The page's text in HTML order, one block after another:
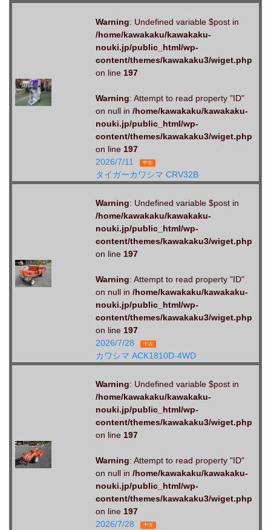
Warning: Undefined variable $post in
/home/kawakaku/kawakaku-
nouki.jp/public_html/wp-
content/themes/kawakaku3/wiget.php
on line 197
Warning: Attempt to read property "ID"
on null in /home/kawakaku/kawakaku-
nouki.jp/public_html/wp-
content/themes/kawakaku3/wiget.php
on line 197
2026/7/11
中古
タイガーカワシマ CRV32B
Warning: Undefined variable $post in
/home/kawakaku/kawakaku-
nouki.jp/public_html/wp-
content/themes/kawakaku3/wiget.php
on line 197
Warning: Attempt to read property "ID"
on null in /home/kawakaku/kawakaku-
nouki.jp/public_html/wp-
content/themes/kawakaku3/wiget.php
on line 197
2026/7/28
中古
カワシマ ACK1810D-4WD
Warning: Undefined variable $post in
/home/kawakaku/kawakaku-
nouki.jp/public_html/wp-
content/themes/kawakaku3/wiget.php
on line 197
Warning: Attempt to read property "ID"
on null in /home/kawakaku/kawakaku-
nouki.jp/public_html/wp-
content/themes/kawakaku3/wiget.php
on line 197
2026/7/28
中古